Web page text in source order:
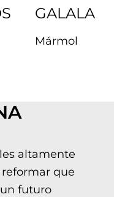
GALALA
Mármol
altamente
que
futuro